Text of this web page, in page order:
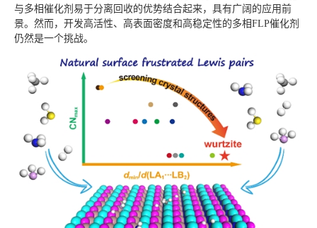
与多相催化剂易于分离回收的优势结合起来，具有广阔的应用前
景。然而，开发高活性、高表面密度和高稳定性的多相FLP催化剂
仍然是一个挑战。